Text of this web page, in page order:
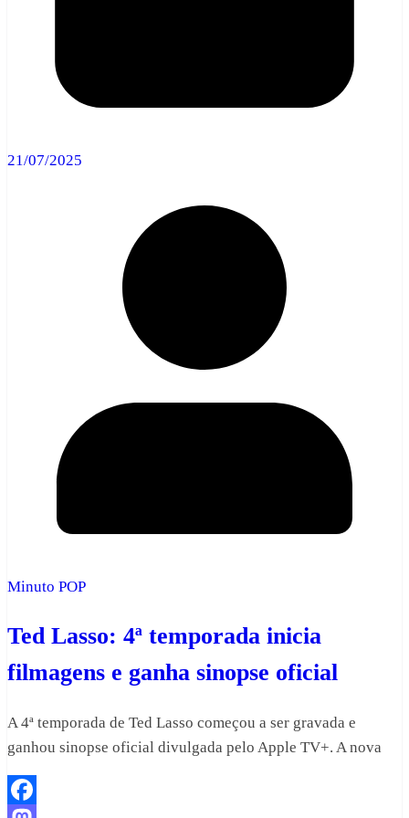
21/07/2025
Minuto POP
Ted Lasso: 4ª temporada inicia
filmagens e ganha sinopse oficial
A 4ª temporada de Ted Lasso começou a ser gravada e
ganhou sinopse oficial divulgada pelo Apple TV+. A nova